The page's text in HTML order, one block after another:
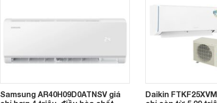
mức giá dễ tiếp cận.
Samsung AR40H09D0ATNSV giá
Daikin